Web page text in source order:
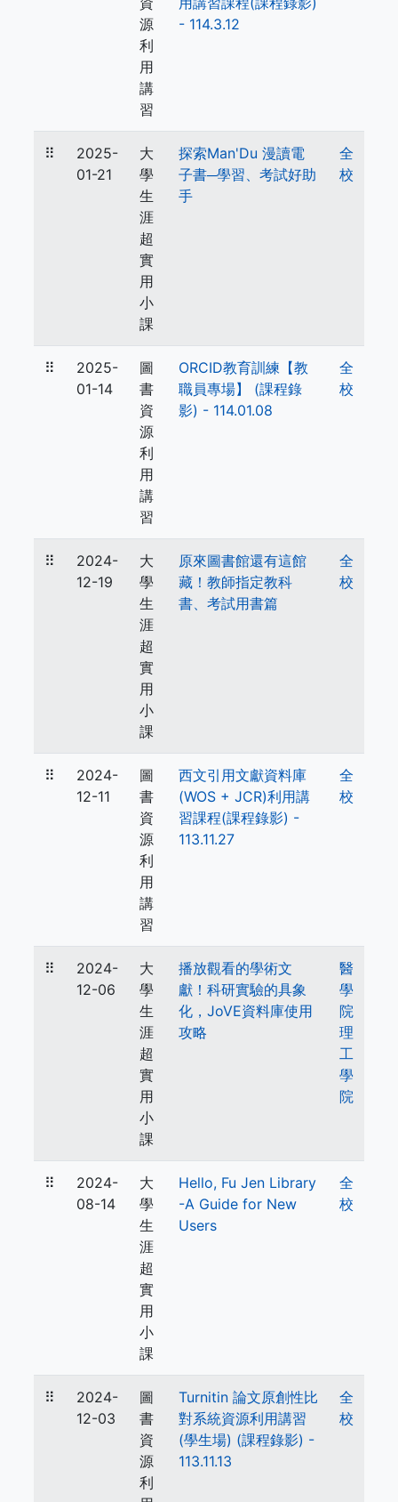
源
利
用
講
習
- 114.3.12
⠿
2025-
01-21
大
學
生
涯
超
實
用
小
課
探索Man'Du 漫讀電
子書─學習、考試好助
手
全
校
⠿
2025-
01-14
圖
書
資
源
利
用
講
習
ORCID教育訓練【教
職員專場】 (課程錄
影) - 114.01.08
全
校
⠿
2024-
12-19
大
學
生
涯
超
實
用
小
課
原來圖書館還有這館
藏！教師指定教科
書、考試用書篇
全
校
⠿
2024-
12-11
圖
書
資
源
利
用
講
習
西文引用文獻資料庫
(WOS + JCR)利用講
習課程(課程錄影) -
113.11.27
全
校
⠿
2024-
12-06
大
學
生
涯
超
實
用
小
課
播放觀看的學術文
獻！科研實驗的具象
化，JoVE資料庫使用
攻略
醫
學
院
理
工
學
院
⠿
2024-
08-14
大
學
生
涯
超
實
用
小
課
Hello, Fu Jen Library
-A Guide for New
Users
全
校
⠿
2024-
12-03
圖
書
資
源
利
Turnitin 論文原創性比
對系統資源利用講習
(學生場) (課程錄影) -
113.11.13
全
校